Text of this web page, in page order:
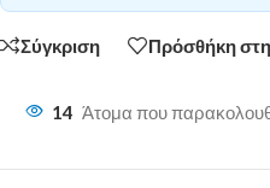
Σύγκριση Πρόσθήκη
14 Άτομα που